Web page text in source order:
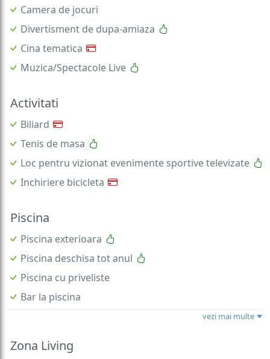
Camera de jocuri
Divertisment de dupa-amiaza
Cina tematica
Muzica/Spectacole Live
Activitati
Biliard
Tenis de masa
Loc pentru vizionat evenimente sportive televizate
Inchiriere bicicleta
Piscina
Piscina exterioara
Piscina deschisa tot anul
Piscina cu priveliste
Bar la piscina
vezi mai multe
Zona Living